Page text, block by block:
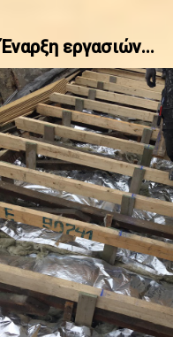
Έναρξη εργασιών...